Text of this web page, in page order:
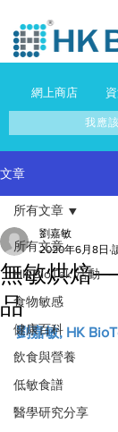
網上商店
我應
文章
所有文章
HK BioTek 活動
食物敏感
健康百科
飲食與營養
低敏食譜
醫學研究分享
所有文章
無敏烘焙
品
劉嘉敏
2020年6月8日
劉嘉敏, HK